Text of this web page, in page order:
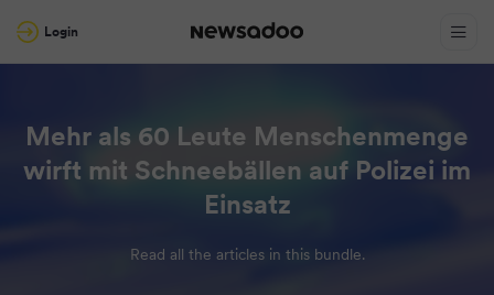
Login
Mehr als 60 Leute Menschenmenge
wirft mit Schneebällen auf Polizei im
Einsatz
Read all the articles in this bundle.